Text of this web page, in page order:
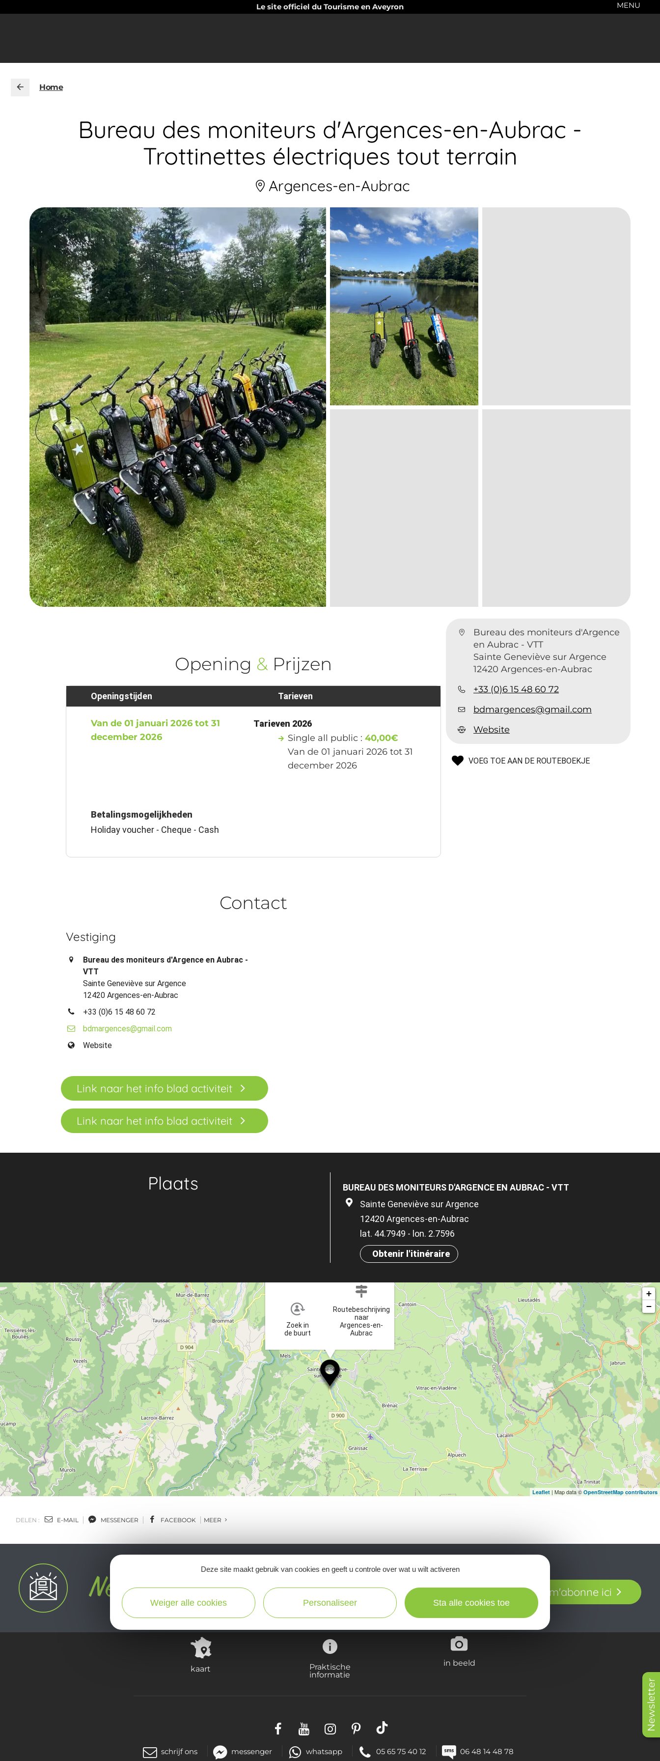
Le site officiel du Tourisme en Aveyron
Newsletter
MENU
Home
Bureau des moniteurs d'Argences-en-Aubrac -
Trottinettes électriques tout terrain
Argences-en-Aubrac
Bureau des moniteurs d'Argence
en Aubrac - VTT
Sainte Geneviève sur Argence
12420 Argences-en-Aubrac
+33 (0)6 15 48 60 72
bdmargences@gmail.com
Website
VOEG TOE AAN DE ROUTEBOEKJE
Opening & Prijzen
Openingstijden
Van de 01 januari 2026 tot 31
december 2026
Tarieven
Tarieven 2026
Single all public :40,00€
Van de 01 januari 2026 tot 31
december 2026
Betalingsmogelijkheden
Holiday voucher - Cheque - Cash
Contact
Vestiging
Bureau des moniteurs d'Argence en Aubrac -
VTT
Sainte Geneviève sur Argence
12420 Argences-en-Aubrac
+33 (0)6 15 48 60 72
bdmargences@gmail.com
Website
Link naar het info blad activiteit
Link naar het info blad activiteit
Plaats
BUREAU DES MONITEURS D'ARGENCE EN AUBRAC - VTT
Sainte Geneviève sur Argence
12420 Argences-en-Aubrac
lat. 44.7949 - lon. 2.7596
Obtenir l'itinéraire
Zoek in
de buurt
Routebeschrijving
naar
Argences-en-
Aubrac
+
−
Leaflet | Map data ©OpenStreetMap contributors
DELEN : E-MAIL MESSENGER FACEBOOK MEER
inspirer pour profiter pleinement de votre séjour en Aveyron.
Je m'abonne ici
kaart
Praktische
informatie
in beeld
schrijf ons messenger whatsapp 05 65 75 40 12 06 48 14 48 78
Deze site maakt gebruik van cookies en geeft u controle over wat u wilt activeren
Weiger alle cookies Personaliseer Sta alle cookies toe